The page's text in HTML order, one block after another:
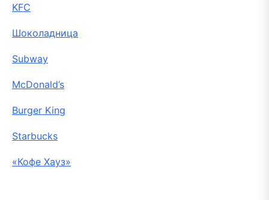
KFC
Шоколадница
Subway
McDonald’s
Burger King
Starbucks
«Кофе Хауз»